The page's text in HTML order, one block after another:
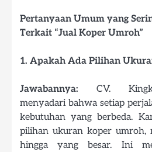
Pertanyaan Umum yang
Terkait “Jual Koper Umroh”
1. Apakah Ada Pilihan
Jawabannya: CV.
menyadari bahwa setiap
kebutuhan yang berbeda.
pilihan ukuran koper umroh,
hingga yang besar. Ini